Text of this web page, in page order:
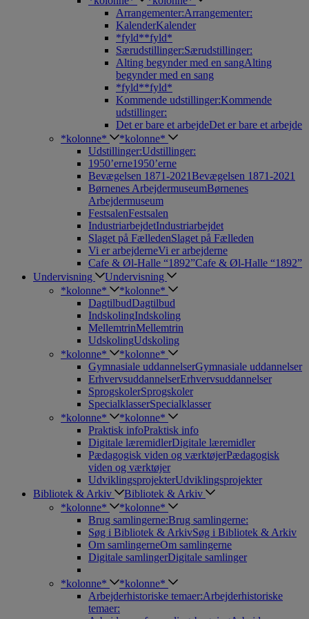
Arrangementer:Arrangementer:
KalenderKalender
*fyld**fyld*
Særudstillinger:Særudstillinger:
Alting begynder med en sangAlting
begynder med en sang
*fyld**fyld*
Kommende udstillinger:Kommende
udstillinger:
Det er bare et arbejdeDet er bare et arbejde
*kolonne*
*kolonne*
Udstillinger:Udstillinger:
1950’erne1950’erne
Bevægelsen 1871-2021Bevægelsen 1871-2021
Børnenes ArbejdermuseumBørnenes
Arbejdermuseum
FestsalenFestsalen
IndustriarbejdetIndustriarbejdet
Slaget på FælledenSlaget på Fælleden
Vi er arbejderneVi er arbejderne
Cafe & Øl-Halle “1892”Cafe & Øl-Halle “1892”
Undervisning
Undervisning
*kolonne*
*kolonne*
DagtilbudDagtilbud
IndskolingIndskoling
MellemtrinMellemtrin
UdskolingUdskoling
*kolonne*
*kolonne*
Gymnasiale uddannelserGymnasiale uddannelser
ErhvervsuddannelserErhvervsuddannelser
SprogskolerSprogskoler
SpecialklasserSpecialklasser
*kolonne*
*kolonne*
Praktisk infoPraktisk info
Digitale læremidlerDigitale læremidler
Pædagogisk viden og værktøjerPædagogisk
viden og værktøjer
UdviklingsprojekterUdviklingsprojekter
Bibliotek & Arkiv
Bibliotek & Arkiv
*kolonne*
*kolonne*
Brug samlingerne:Brug samlingerne:
Søg i Bibliotek & ArkivSøg i Bibliotek & Arkiv
Om samlingerneOm samlingerne
Digitale samlingerDigitale samlinger
*kolonne*
*kolonne*
Arbejderhistoriske temaer:Arbejderhistoriske
temaer: